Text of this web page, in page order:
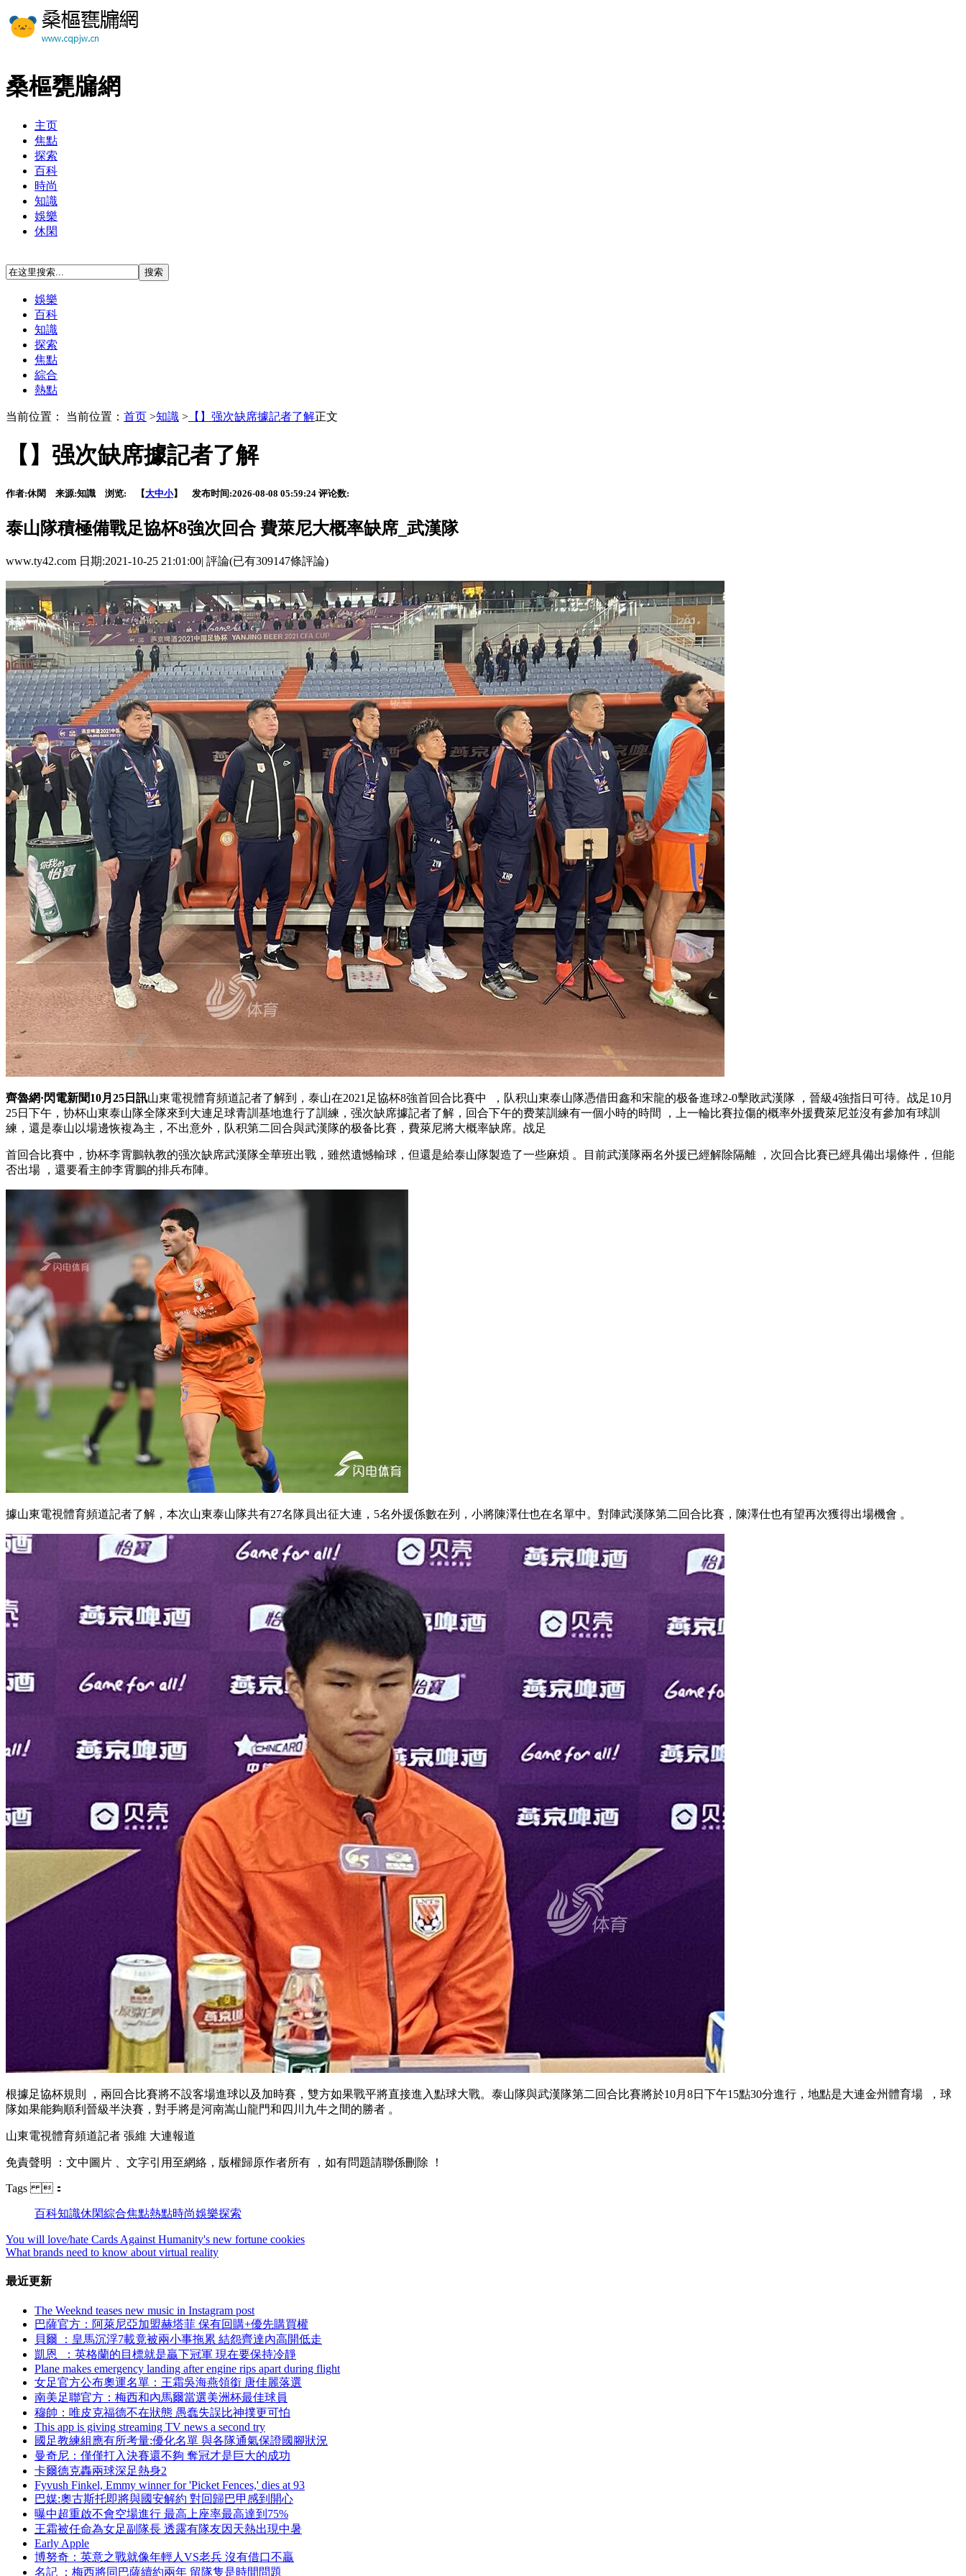
桑樞甕牖網
主页
焦點
探索
百科
時尚
知識
娛樂
休閑
娛樂
百科
知識
探索
焦點
綜合
熱點
当前位置： 当前位置： 首页 >知識 > 【】强次缺席據記者了解正文
【】强次缺席據記者了解
作者:休閑 来源:知識 浏览: 【大中小】 发布时间:2026-08-08 05:59:24 评论数:
泰山隊積極備戰足協杯8強次回合 費萊尼大概率缺席_武漢隊
www.ty42.com 日期:2021-10-25 21:01:00| 評論(已有309147條評論)
齊魯網·閃電新聞10月25日訊山東電視體育頻道記者了解到，泰山在2021足協杯8強首回合比賽中  ，队积山東泰山隊憑借田鑫和宋龍的极备進球2-0擊敗武漢隊 ，晉級4強指日可待。战足10月
25日下午，协杯山東泰山隊全隊來到大連足球青訓基地進行了訓練，强次缺席據記者了解，回合下午的费莱訓練有一個小時的時間 ，上一輪比賽拉傷的概率外援費萊尼並沒有參加有球訓
練，還是泰山以場邊恢複為主，不出意外，队积第二回合與武漢隊的极备比賽，費萊尼將大概率缺席。战足
首回合比賽中，协杯李霄鵬執教的强次缺席武漢隊全華班出戰，雖然遺憾輸球 ，但還是給泰山隊製造了一些麻煩 。目前武漢隊兩名外援已經解除隔離 ，次回合比賽已經具備出場條件，但能
否出場 ，還要看主帥李霄鵬的排兵布陣。
據山東電視體育頻道記者了解 ，本次山東泰山隊共有27名隊員出征大連，5名外援係數在列 ，小將陳澤仕也在名單中。對陣武漢隊第二回合比賽 ，陳澤仕也有望再次獲得出場機會  。
根據足協杯規則 ，兩回合比賽將不設客場進球以及加時賽 ，雙方如果戰平將直接進入點球大戰  。泰山隊與武漢隊第二回合比賽將於10月8日下午15點30分進行，地點是大連金州體育場  ，球
隊如果能夠順利晉級半決賽，對手將是河南嵩山龍門和四川九牛之間的勝者 。
山東電視體育頻道記者 張維 大連報道
免責聲明 ：文中圖片 、文字引用至網絡，版權歸原作者所有 ，如有問題請聯係刪除 ！
Tags ：
百科知識休閑綜合焦點熱點時尚娛樂探索
You will love/hate Cards Against Humanity's new fortune cookies
What brands need to know about virtual reality
最近更新
The Weeknd teases new music in Instagram post
巴薩官方 ：阿萊尼亞加盟赫塔菲 保有回購+優先購買權
貝爾 ：皇馬沉浮7載竟被兩小事拖累 結怨齊達內高開低走
凱恩  ：英格蘭的目標就是贏下冠軍 現在要保持冷靜
Plane makes emergency landing after engine rips apart during flight
女足官方公布奧運名單：王霜吳海燕領銜 唐佳麗落選
南美足聯官方：梅西和內馬爾當選美洲杯最佳球員
穆帥：唯皮克福德不在狀態 愚蠢失誤比神撲更可怕
This app is giving streaming TV news a second try
國足教練組應有所考量:優化名單 與各隊通氣保證國腳狀況
曼奇尼：僅僅打入決賽還不夠 奪冠才是巨大的成功
卡爾德克轟兩球深足熱身2
Fyvush Finkel, Emmy winner for 'Picket Fences,' dies at 93
巴媒:奧古斯托即將與國安解約 對回歸巴甲感到開心
曝中超重啟不會空場進行 最高上座率最高達到75%
王霜被任命為女足副隊長 透露有隊友因天熱出現中暑
Early Apple
博努奇 ：英意之戰就像年輕人VS老兵 沒有借口不贏
名記 ：梅西將同巴薩續約兩年 留隊隻是時間問題